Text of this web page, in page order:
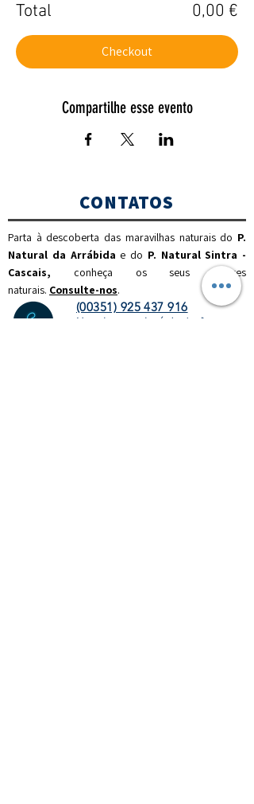
Total 0,00 €
Checkout
Compartilhe esse evento
CONTATOS
Parta à descoberta das maravilhas naturais do P.
Natural da Arrábida e do P. Natural Sintra -
Cascais, conheça os seus valores
naturais. Consulte-nos.
(00351) 925 437 916
(chamada para a rede móvel nacional)